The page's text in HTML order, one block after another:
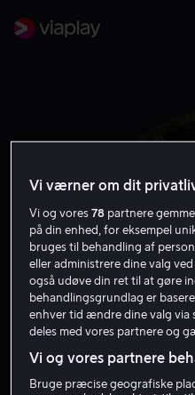
Eric
Instruktør
Vi værner om dit
Vi og vores78 partnere
på din enhed, for eksempel
bruges til behandling af
eller administrere dine valg
også udøve din ret til at gøre
behandlingsgrundlag er
enhver tid ændre dine valg via
deles med vores partnere og
Vi og vores partnere
Bruge præcise geografiske